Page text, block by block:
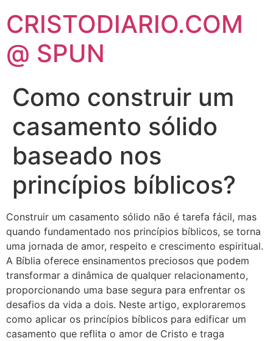
CRISTODIARIO.COM
@ SPUN
Como construir um
casamento sólido
baseado nos
princípios bíblicos?
Construir um casamento sólido não é tarefa fácil, mas
quando fundamentado nos princípios bíblicos, se torna
uma jornada de amor, respeito e crescimento espiritual.
A Bíblia oferece ensinamentos preciosos que podem
transformar a dinâmica de qualquer relacionamento,
proporcionando uma base segura para enfrentar os
desafios da vida a dois. Neste artigo, exploraremos
como aplicar os princípios bíblicos para edificar um
casamento que reflita o amor de Cristo e traga